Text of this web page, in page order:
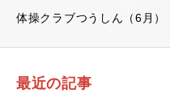
体操クラブつうしん（6月）
最近の記事